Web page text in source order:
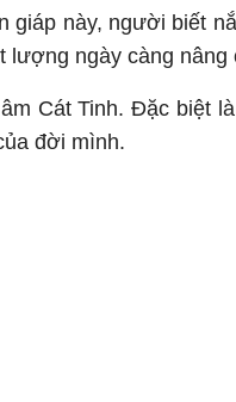
giáp này, người biết
lượng ngày càng nâng
Cát Tinh. Đặc biệt
đời mình.